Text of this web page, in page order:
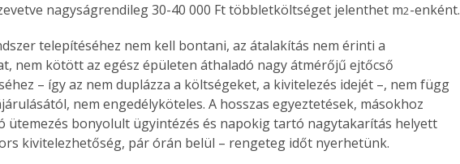
az
Old
új,
egyedi
Együtt jobban megéri!
Bővebb információ itt!
Együtt jobban megéri! A
könyvek tetszőleges
párosítással kedvezményes
áron, 0 Ft postaköltséggel
megrendelhetők!
nagyságrendileg 30-40 000 Ft többletköltséget jelenthet m2-enként.
telepítéséhez nem kell bontani, az átalakítás nem érinti a
nem kötött az egész épületen áthaladó nagy átmérőjű ejtőcső
– így az nem duplázza a költségeket, a kivitelezés idejét –, nem függ
nem engedélyköteles. A hosszas egyeztetések, másokhoz
ütemezés bonyolult ügyintézés és napokig tartó nagytakarítás helyett
kivitelezhetőség, pár órán belül – rengeteg időt nyerhetünk.